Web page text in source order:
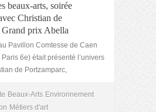
beaux-arts, soirée
Christian de
Grand prix Abella
Pavillon Comtesse de Caen
6e) était présenté l’univers
de Portzamparc,
Beaux-Arts Environnement
Métiers d'art